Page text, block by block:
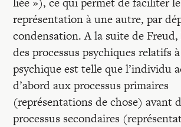
représentation à une autre, par
condensation. A la suite de
des processus psychiques relatifs
psychique est telle que l’individu
d’abord aux processus primaires
(représentations de chose) avant
processus secondaires